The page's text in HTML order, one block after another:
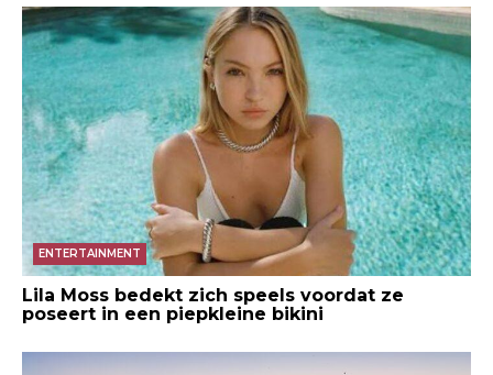
ENTERTAINMENT
Lila Moss bedekt zich speels voordat ze
poseert in een piepkleine bikini